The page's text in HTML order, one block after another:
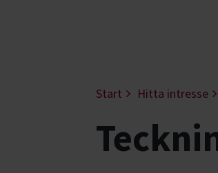
Start Hitta intresse